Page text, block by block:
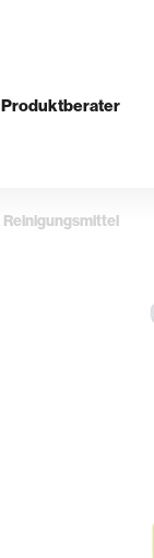
Produktberater